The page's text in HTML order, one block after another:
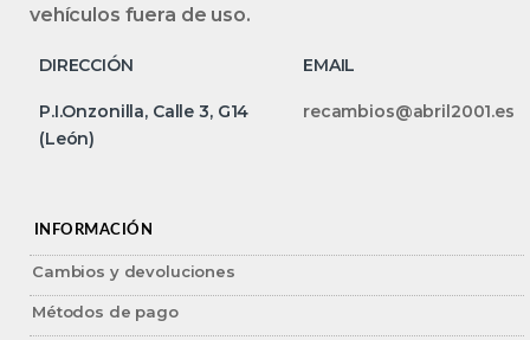
vehículos fuera de uso.
DIRECCIÓN EMAIL
P.I.Onzonilla, Calle 3, G14
(León)
recambios@abril2001.es
INFORMACIÓN
Cambios y devoluciones
Métodos de pago